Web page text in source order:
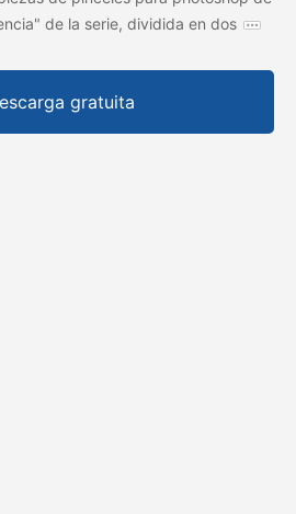
de la serie, dividida en dos
gratuita